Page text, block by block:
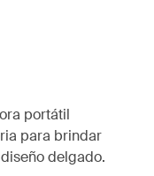
portátil
para brindar
delgado.